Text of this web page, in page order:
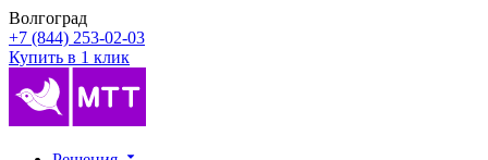
Волгоград
+7 (844) 253-02-03
Купить в 1 клик